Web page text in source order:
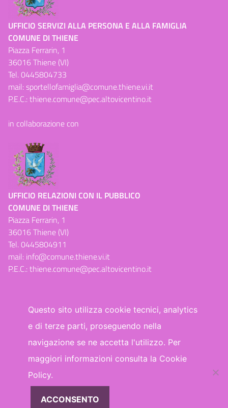
UFFICIO SERVIZI ALLA PERSONA E ALLA FAMIGLIA
COMUNE DI THIENE
Piazza Ferrarin, 1
36016 Thiene (VI)
Tel.0445804733
mail:sportellofamiglia@comune.thiene.vi.it
P.E.C.:thiene.comune@pec.altovicentino.it
in collaborazione con
UFFICIO RELAZIONI CON IL PUBBLICO
COMUNE DI THIENE
Piazza Ferrarin, 1
36016 Thiene (VI)
Tel.0445804911
mail: info@comune.thiene.vi.it
P.E.C.:thiene.comune@pec.altovicentino.it
Dichiarazione di accessibilità
WhatsApp Facebook
Questo sito utilizza cookie tecnici, analytics
e di terze parti, proseguendo nella
navigazione se ne accetta l'utilizzo. Per
maggiori informazioni consulta la Cookie
Policy.
ACCONSENTO